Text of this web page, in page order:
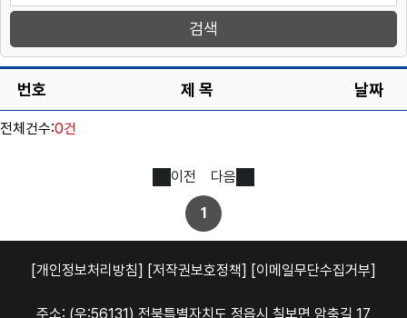
번호 제 목 날짜
전체건수:0건
이전
1
다음
[개인정보처리방침] [저작권보호정책] [이메일무단수집거부]
주소: (우:56131) 전북특별자치도 정읍시 칠보면 암축길 17